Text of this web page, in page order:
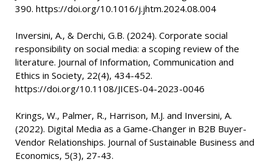
390. https://doi.org/10.1016/j.jhtm.2024.08.004
Inversini, A., & Derchi, G.B. (2024). Corporate social
responsibility on social media: a scoping review of the
literature. Journal of Information, Communication and
Ethics in Society, 22(4), 434-452.
https://doi.org/10.1108/JICES-04-2023-0046
Krings, W., Palmer, R., Harrison, M.J. and Inversini, A.
(2022). Digital Media as a Game-Changer in B2B Buyer-
Vendor Relationships. Journal of Sustainable Business and
Economics, 5(3), 27-43.